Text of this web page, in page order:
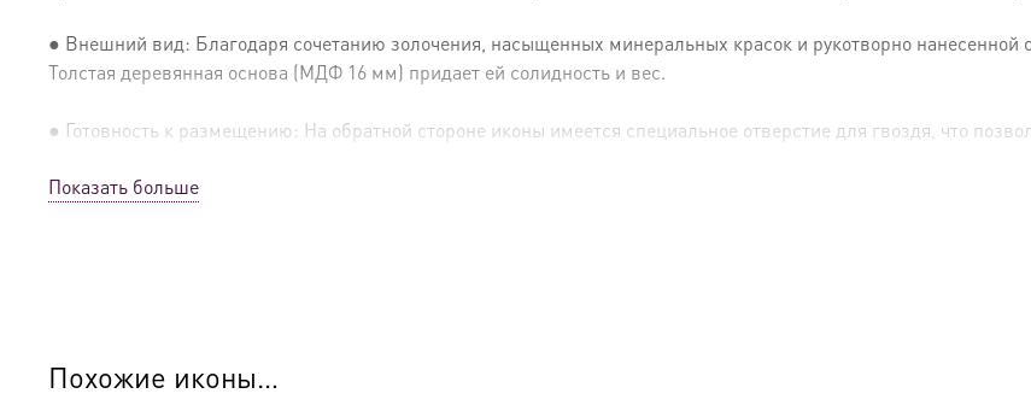
● Внешний вид: Благодаря сочетанию золочения, насыщенных минеральных красок и рукотворно нанесенной
Толстая деревянная основа (МДФ 16 мм) придает ей солидность и вес.
● Готовность к размещению: На обратной стороне иконы имеется специальное отверстие для гвоздя, что
● Освящение: Производство освящено
Показать больше
Похожие иконы…